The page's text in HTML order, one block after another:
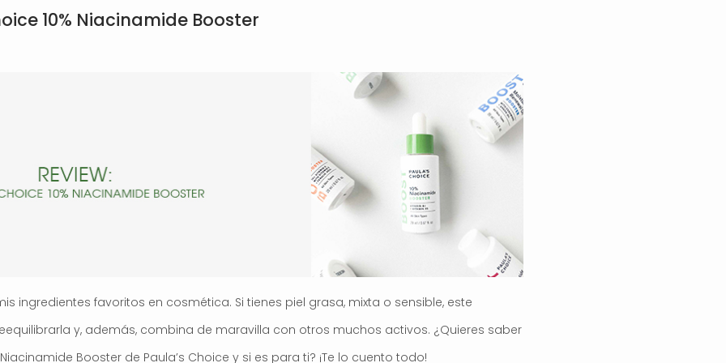
10% Niacinamide Booster
ingredientes favoritos en cosmética. Si tienes piel grasa, mixta o sensible, este
y, además, combina de maravilla con otros muchos activos. ¿Quieres saber
Booster de Paula’s Choice y si es para ti? ¡Te lo cuento todo!